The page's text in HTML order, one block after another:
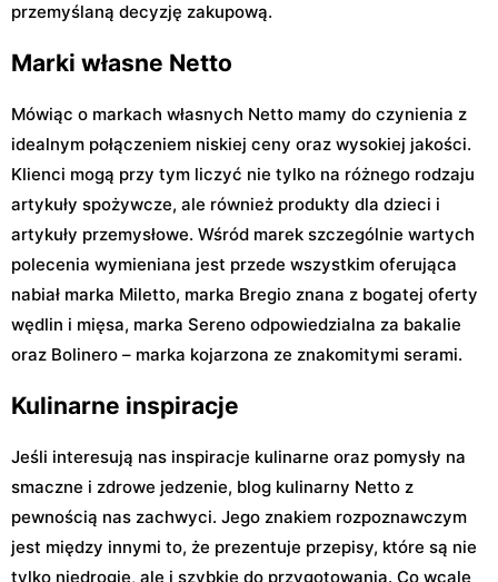
przemyślaną decyzję zakupową.
Marki własne Netto
Mówiąc o markach własnych Netto mamy do czynienia z
idealnym połączeniem niskiej ceny oraz wysokiej jakości.
Klienci mogą przy tym liczyć nie tylko na różnego rodzaju
artykuły spożywcze, ale również produkty dla dzieci i
artykuły przemysłowe. Wśród marek szczególnie wartych
polecenia wymieniana jest przede wszystkim oferująca
nabiał marka Miletto, marka Bregio znana z bogatej oferty
wędlin i mięsa, marka Sereno odpowiedzialna za bakalie
oraz Bolinero – marka kojarzona ze znakomitymi serami.
Kulinarne inspiracje
Jeśli interesują nas inspiracje kulinarne oraz pomysły na
smaczne i zdrowe jedzenie, blog kulinarny Netto z
pewnością nas zachwyci. Jego znakiem rozpoznawczym
jest między innymi to, że prezentuje przepisy, które są nie
tylko niedrogie, ale i szybkie do przygotowania. Co wcale